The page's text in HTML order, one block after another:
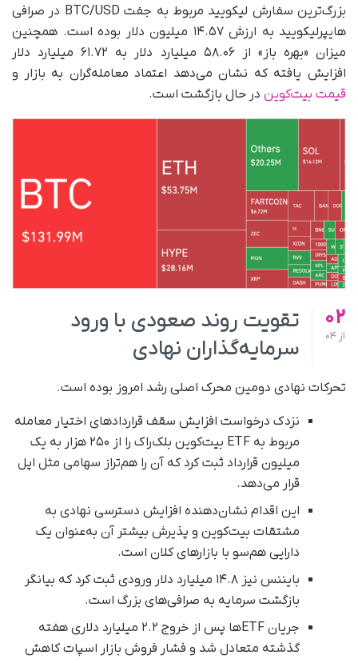
بزرگ‌ترین سفارش لیکویید مربوط به جفت BTC/USD در صرافی
هایپرلیکویید به ارزش ۱۴.۵۷ میلیون دلار بوده است. همچنین
میزان «بهره باز» از ۵۸.۰۶ میلیارد دلار به ۶۱.۷۲ میلیارد دلار
افزایش یافته که نشان می‌دهد اعتماد معامله‌گران به بازار و
قیمت بیت‌کوین در حال بازگشت است.
02
از
تقویت روند صعودی با ورود
سرمایه‌گذاران نهادی
تحرکات نهادی دومین محرک اصلی رشد امروز بوده است.
نزدک درخواست افزایش سقف قراردادهای اختیار معامله
مربوط به ETF بیت‌کوین بلک‌راک را از ۲۵۰ هزار به یک
میلیون قرارداد ثبت کرد که آن را هم‌تراز سهامی مثل اپل
قرار می‌دهد.
این اقدام نشان‌دهنده افزایش دسترسی نهادی به
مشتقات بیت‌کوین و پذیرش بیشتر آن به‌عنوان یک
دارایی هم‌سو با بازارهای کلان است.
بایننس نیز ۱۴.۸ میلیارد دلار ورودی ثبت کرد که بیانگر
بازگشت سرمایه به صرافی‌های بزرگ است.
جریان ETFها پس از خروج ۲.۲ میلیارد دلاری هفته
گذشته متعادل شد و فشار فروش بازار اسپات کاهش